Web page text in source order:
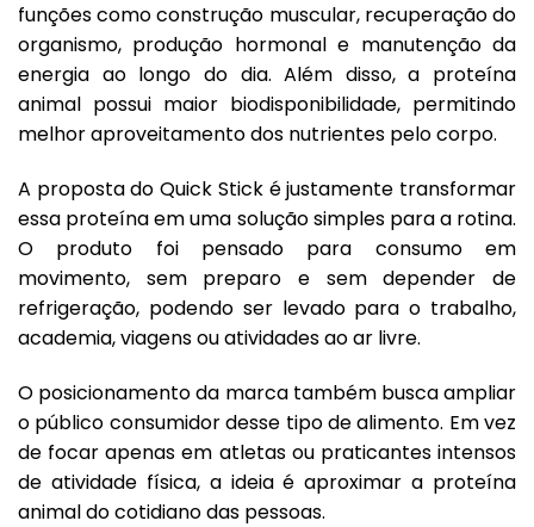
funções como construção muscular, recuperação do
organismo, produção hormonal e manutenção da
energia ao longo do dia. Além disso, a proteína
animal possui maior biodisponibilidade, permitindo
melhor aproveitamento dos nutrientes pelo corpo.
A proposta do Quick Stick é justamente transformar
essa proteína em uma solução simples para a rotina.
O produto foi pensado para consumo em
movimento, sem preparo e sem depender de
refrigeração, podendo ser levado para o trabalho,
academia, viagens ou atividades ao ar livre.
O posicionamento da marca também busca ampliar
o público consumidor desse tipo de alimento. Em vez
de focar apenas em atletas ou praticantes intensos
de atividade física, a ideia é aproximar a proteína
animal do cotidiano das pessoas.